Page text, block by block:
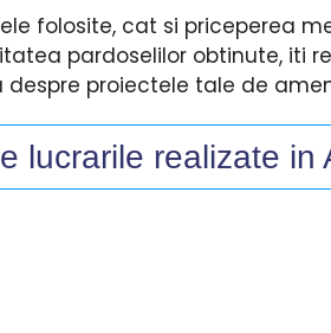
folosite, cat si priceperea
pardoselilor obtinute, iti
despre proiectele tale de
lucrarile realizate in